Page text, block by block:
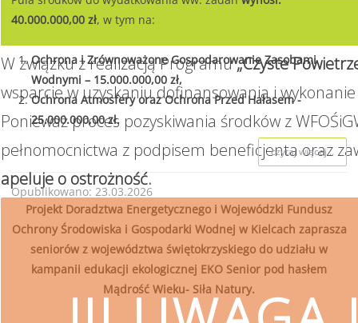
W związku z realizacją Programu„Czyste
wsparcie w uzyskaniu dofinansowania i
Ponieważ proces pozyskiwania środków z
pełnomocnictwa z podpisem beneficjenta oraz
apeluje o ostrożność.
40.000.000,00 zł, w tym na:
Ochrona i Zrównoważone Gospodarowanie Zasobami
Wodnymi – 15.000.000,00 zł,
Ochrona Atmosfery oraz Ochrona Przed Hałasem -
25.000.000,00 zł.
czytaj więcej...
Opublikowano: 23.03.2026
Projekt Doradztwa Energetycznego i Wojewódzki Fundusz
Ochrony Środowiska i Gospodarki Wodnej w Kielcach zaprasza
seniorów z województwa świętokrzyskiego do udziału w
kampanii edukacji ekologicznej EKO Senior pod hasłem
Mądrość Wieku- Siła Natury.